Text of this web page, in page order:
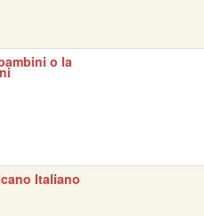
o la
Italiano